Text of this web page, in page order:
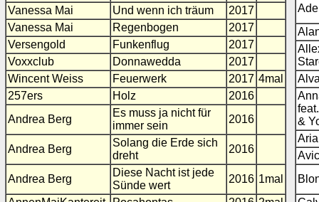
Vanessa Mai
Und wenn ich träum
2017
Vanessa Mai
Regenbogen
2017
Versengold
Funkenflug
2017
Voxxclub
Donnawedda
2017
Wincent Weiss
Feuerwerk 2017 4mal
257ers
Holz
2016
Andrea Berg
Es muss ja nicht für
immer sein
2016
Andrea Berg
Solang die Erde sich
dreht
2016
Andrea Berg
Diese Nacht ist jede
Sünde wert
2016 1mal
&